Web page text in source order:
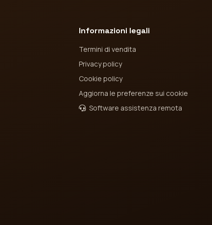
Informazioni legali
Termini di vendita
Privacy policy
Cookie policy
Aggiorna le preferenze sui cookie
Software assistenza remota